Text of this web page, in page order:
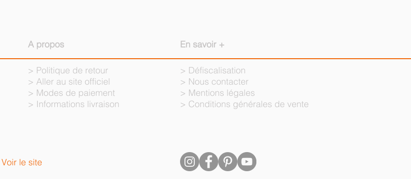
A propos En savoir +
> Politique de retour
> Aller au site officiel
> Modes de paiement
> Informations livraison
le site
> Défiscalisation
> Nous contacter
> Mentions légales
> Conditions générales de vente